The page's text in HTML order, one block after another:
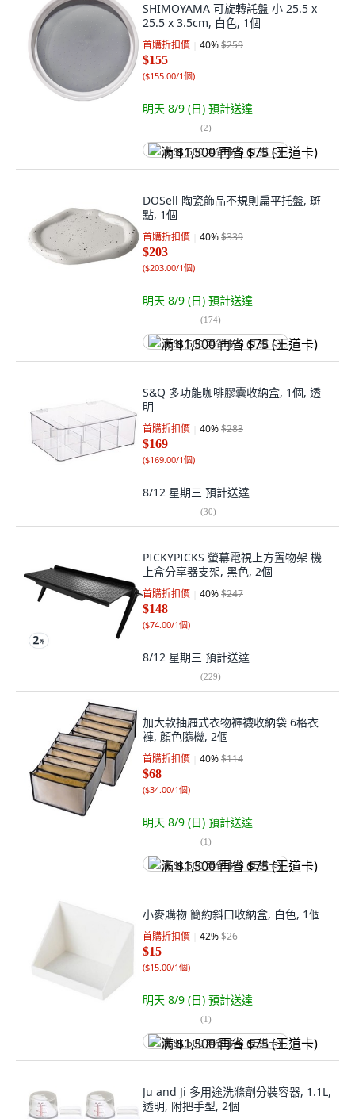
SHIMOYAMA 可旋轉託盤 小 25.5 x
25.5 x 3.5cm, 白色, 1個
首購折扣價 40%$259
$155
($155.00/1個)
明天 8/9 (日) 預計送達
(2)
满 $1,500 再省 $75 (王道卡)
DOSell 陶瓷飾品不規則扁平托盤, 斑
點, 1個
首購折扣價 40%$339
$203
($203.00/1個)
明天 8/9 (日) 預計送達
(174)
满 $1,500 再省 $75 (王道卡)
S&Q 多功能咖啡膠囊收納盒, 1個, 透
明
首購折扣價 40%$283
$169
($169.00/1個)
8/12 星期三 預計送達
(30)
PICKYPICKS 螢幕電視上方置物架 機
上盒分享器支架, 黑色, 2個
首購折扣價 40%$247
$148
($74.00/1個)
8/12 星期三 預計送達
(229)
加大款抽屜式衣物褲襪收納袋 6格衣
褲, 顏色隨機, 2個
首購折扣價 40%$114
$68
($34.00/1個)
明天 8/9 (日) 預計送達
(1)
满 $1,500 再省 $75 (王道卡)
小麥購物 簡約斜口收納盒, 白色, 1個
首購折扣價 42%$26
$15
($15.00/1個)
明天 8/9 (日) 預計送達
(1)
满 $1,500 再省 $75 (王道卡)
Ju and Ji 多用途洗滌劑分裝容器, 1.1L,
透明, 附把手型, 2個